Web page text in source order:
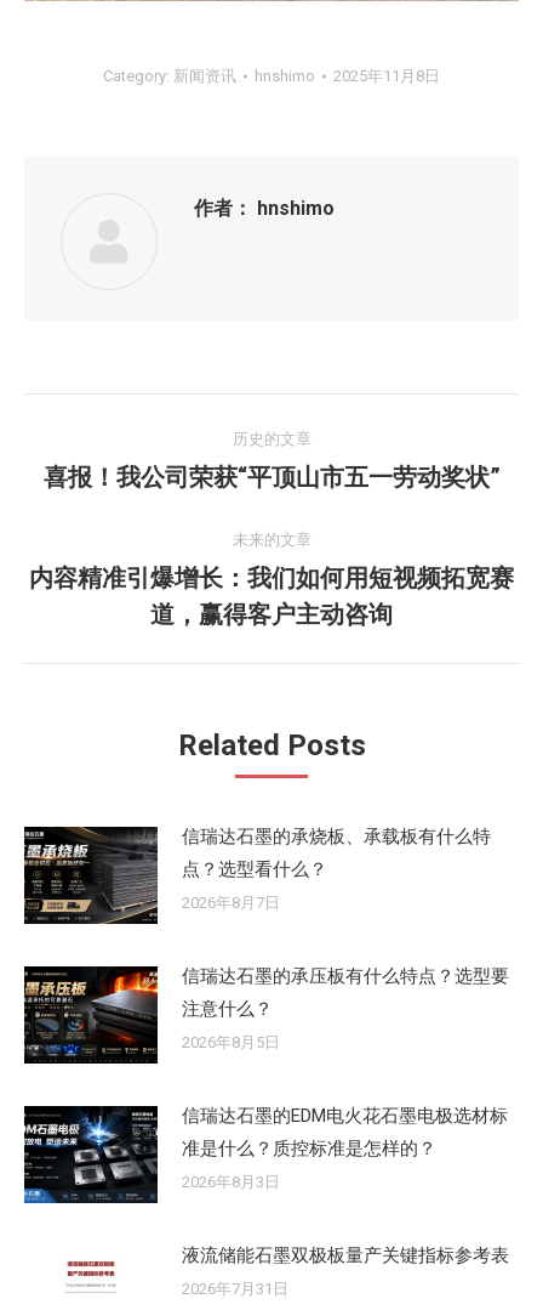
Category: 新闻资讯 hnshimo 2025年11月8日
作者： hnshimo
章
航
历史的文章
历
的
文
章：
喜报！我公司荣获“平顶山市五一劳动奖状”
未来的文章
未
来
的
内容精准引爆增长：我们如何用短视频拓宽赛
道，赢得客户主动咨询
Related Posts
信瑞达石墨的承烧板、承载板有什么特
点？选型看什么？
2026年8月7日
信瑞达石墨的承压板有什么特点？选型要
注意什么？
2026年8月5日
信瑞达石墨的EDM电火花石墨电极选材标
准是什么？质控标准是怎样的？
2026年8月3日
液流储能石墨双极板量产关键指标参考表
2026年7月31日